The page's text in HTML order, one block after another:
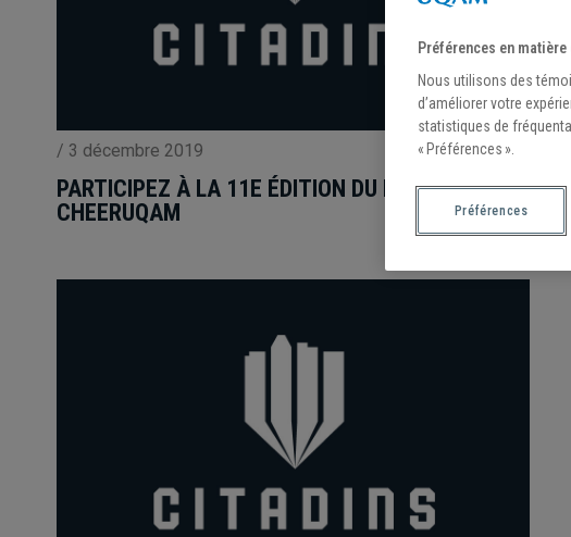
/ 3 décembre 2019
PARTICIPEZ À LA 11E ÉDITION DU DÉFI
CHEERUQAM
Préférences en
Nous utilisons des
d’améliorer votre
statistiques de
« Préférences ».
Préférences